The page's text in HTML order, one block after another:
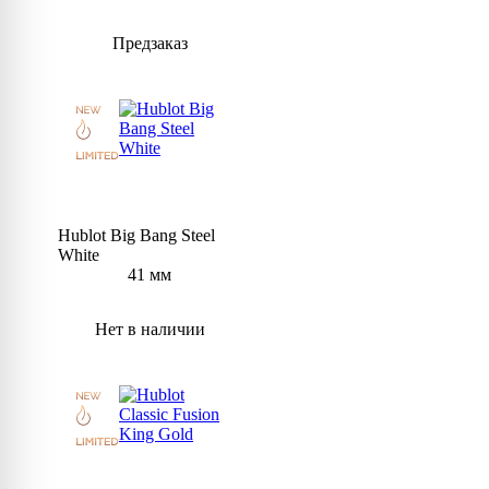
Предзаказ
Hublot Big Bang Steel
White
41 мм
Нет в наличии